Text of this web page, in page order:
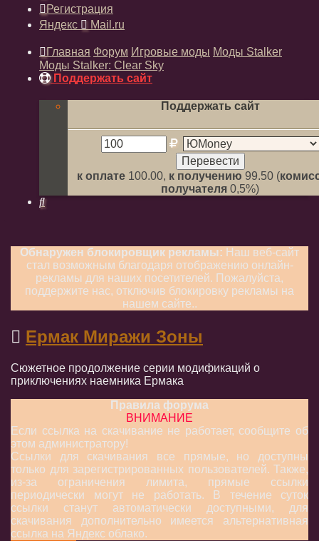
Регистрация
Яндекс
Mail.ru
Главная Форум Игровые моды Моды Stalker
Моды Stalker: Clear Sky
Поддержать сайт
Поддержать сайт
к оплате100.00, к получению 99.50 (
получателя 0,5%)
Поиск
Обнаружен блокировщик рекламы: Наш веб-сайт
стал возможным благодаря отображению онлайн-
рекламы для наших посетителей. Пожалуйста,
поддержите нас, отключив блокировку рекламы на
нашем сайте..
Ермак Миражи Зоны
Сюжетное продолжение серии модификаций о
приключениях наемника Ермака
Правила форума
ВНИМАНИЕ
Если ссылка на скачивание не работает, сообщите об
этом администратору!
Ссылки для скачивания все прямые, но доступны
только для зарегистрированных пользователей. Также,
из-за ограничения лимита, прямые ссылки
периодически могут не работать. В течение суток
ссылки станут автоматически доступными, для
скачивания дополнительно имеется альтернативная
ссылка на Яндекс облако.